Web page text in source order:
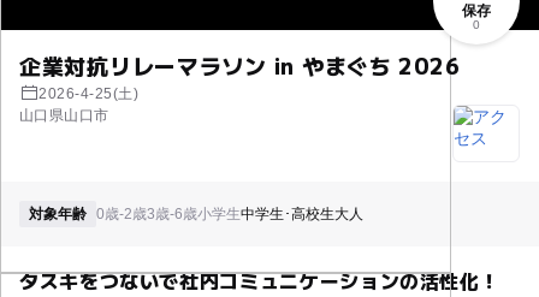
企業対抗リレーマラソン in やまぐち 2026
2026-4-25(土)
山口県山口市
保存
0
対象年齢 0歳-2歳3歳-6歳小学生中学生･高校生大人
タスキをつないで社内コミュニケーションの活性化！